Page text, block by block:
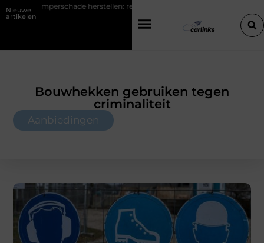
Nieuwe
artikelen
herstellen: repareren of de bumper vervangen?
Bouwhekken gebruiken tegen
criminaliteit
Aanbiedingen